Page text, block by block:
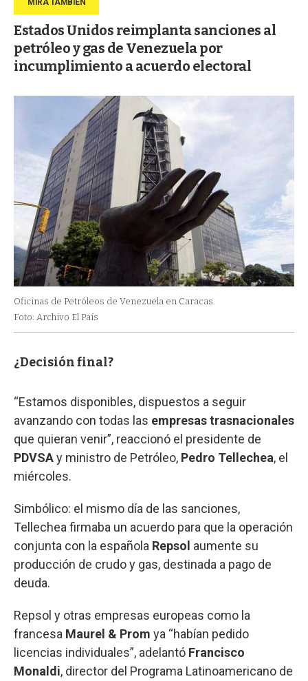
Estados Unidos reimplanta sanciones al
petróleo y gas de Venezuela por
incumplimiento a acuerdo electoral
Oficinas de Petróleos de Venezuela en Caracas.
Foto: Archivo El País
¿Decisión final?
“Estamos disponibles, dispuestos a seguir
avanzando con todas las empresas trasnacionales
que quieran venir”, reaccionó el presidente de
PDVSAy ministro de Petróleo, Pedro Tellechea, el
miércoles.
Simbólico: el mismo día de las sanciones,
Tellechea firmaba un acuerdo para que la operación
conjunta con la española Repsol aumente su
producción de crudo y gas, destinada a pago de
deuda.
Repsol y otras empresas europeas como la
francesa Maurel & Prom ya “habían pedido
licencias individuales”, adelantó Francisco
Monaldi, director del Programa Latinoamericano de